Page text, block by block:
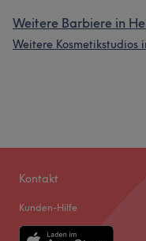
Weitere Barbiere in
Weitere Kosmetikstudios
Kontakt
Kunden-Hilfe